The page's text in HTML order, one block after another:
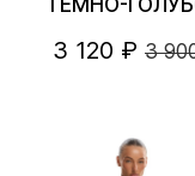
ТЕМНО-
3 120 ₽ 3